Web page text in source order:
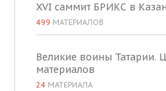
XVI саммит БРИКС в
499 МАТЕРИАЛОВ
Великие воины Татарии.
материалов
24 МАТЕРИАЛА